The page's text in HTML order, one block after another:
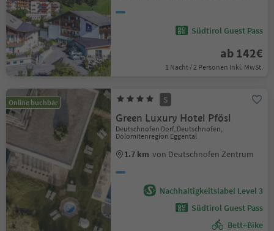
Südtirol Guest Pass
ab 142€
1 Nacht / 2 Personen Inkl. MwSt.
Online buchbar S
Green Luxury Hotel Pfösl
Deutschnofen Dorf, Deutschnofen,
Dolomitenregion Eggental
1.7 km von Deutschnofen Zentrum
Nachhaltigkeitslabel Level 3
Südtirol Guest Pass
Bett+Bike